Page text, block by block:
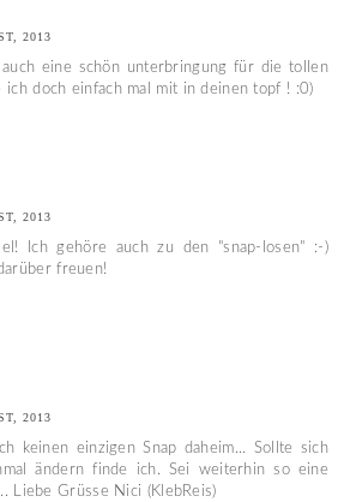
2013
eine schön unterbringung für die tollen
ich doch einfach mal mit in deinen topf ! :0)
2013
Ich gehöre auch zu den "snap-losen" :-)
freuen!
2013
keinen einzigen Snap daheim... Sollte sich
ändern finde ich. Sei weiterhin so eine
Liebe Grüsse Nici (KlebReis)